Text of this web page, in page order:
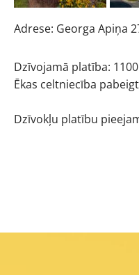
Adrese: Georga Apiņa
Dzīvojamā platība:
Ēkas celtniecība
Dzīvokļu platību